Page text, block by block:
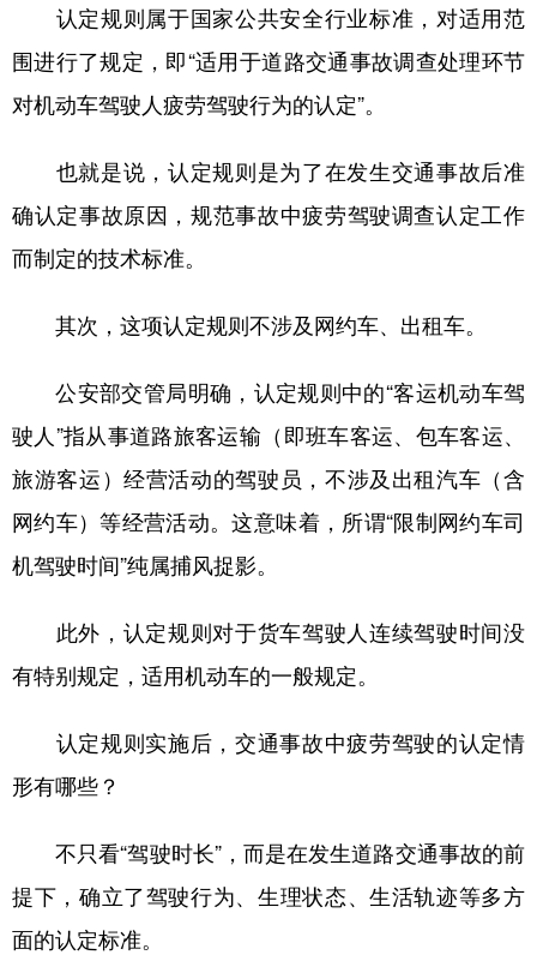
北京 天津 河北
山东
陕西 甘肃 青海 宁夏
新疆 内蒙古 黑龙江
多语种频道
Русский язык 日本語 한국어
Deutsch Português
认定规则属于国家公共安全行业标准，对适用范
围进行了规定，即“适用于道路交通事故调查处理环节
对机动车驾驶人疲劳驾驶行为的认定”。
也就是说，认定规则是为了在发生交通事故后准
确认定事故原因，规范事故中疲劳驾驶调查认定工作
而制定的技术标准。
其次，这项认定规则不涉及网约车、出租车。
公安部交管局明确，认定规则中的“客运机动车驾
驶人”指从事道路旅客运输（即班车客运、包车客运、
旅游客运）经营活动的驾驶员，不涉及出租汽车（含
网约车）等经营活动。这意味着，所谓“限制网约车司
机驾驶时间”纯属捕风捉影。
此外，认定规则对于货车驾驶人连续驾驶时间没
有特别规定，适用机动车的一般规定。
认定规则实施后，交通事故中疲劳驾驶的认定情
形有哪些？
不只看“驾驶时长”，而是在发生道路交通事故的前
提下，确立了驾驶行为、生理状态、生活轨迹等多方
面的认定标准。